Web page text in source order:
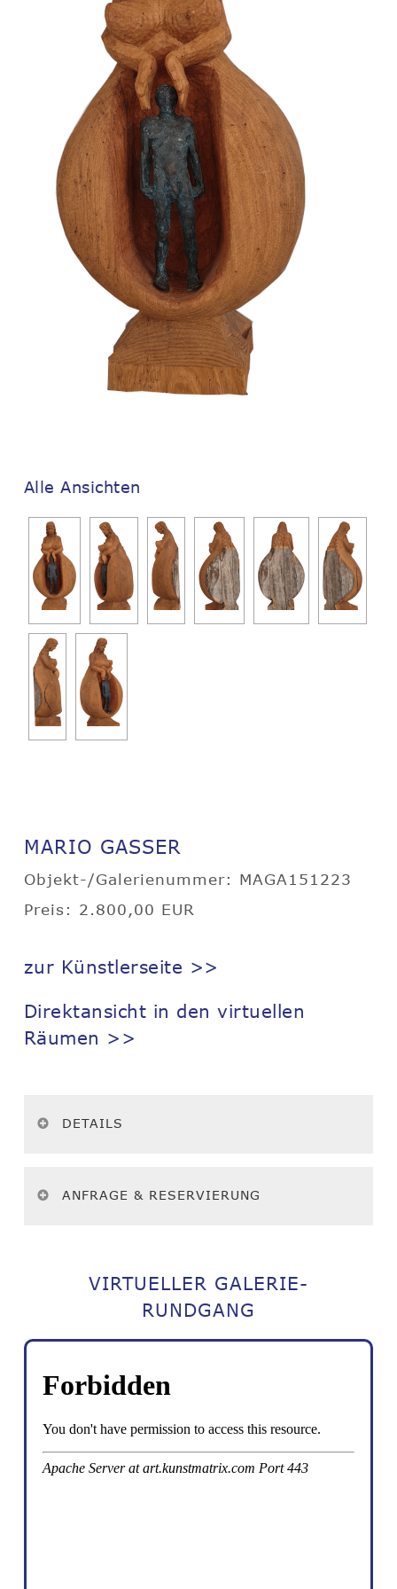
Alle Ansichten
MARIO GASSER
Objekt-/Galerienummer: MAGA151223
Preis: 2.800,00 EUR
zur Künstlerseite >>
Direktansicht in den virtuellen
Räumen >>
DETAILS
ANFRAGE & RESERVIERUNG
VIRTUELLER GALERIE-
RUNDGANG